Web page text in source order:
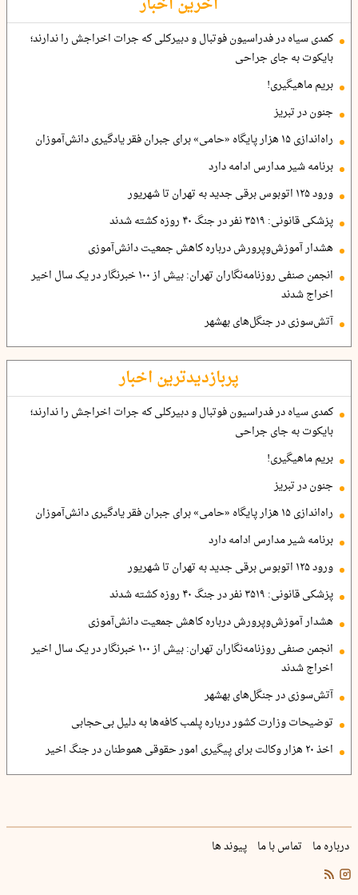
کمدی سیاه در فدراسیون فوتبال و دبیرکلی که جرات اخراجش را ندارند؛
بایکوت به جای جراحی
بریم ماهیگیری!
جنون در تبریز
راه‌اندازی ۱۵ هزار پایگاه «حامی» برای جبران فقر یادگیری دانش‌آموزان
برنامه شیر مدارس ادامه دارد
ورود ۱۲۵ اتوبوس برقی جدید به تهران تا شهریور
پزشکی قانونی: ۳۵۱۹ نفر در جنگ ۴۰ روزه کشته شدند
هشدار آموزش‌وپرورش درباره کاهش جمعیت دانش‌آموزی
انجمن صنفی روزنامه‌نگاران تهران: بیش از ۱۰۰ خبرنگار در یک سال اخیر
اخراج شدند
آتش‌سوزی در جنگل‌های بهشهر
پربازدیدترین اخبار
کمدی سیاه در فدراسیون فوتبال و دبیرکلی که جرات اخراجش را ندارند؛
بایکوت به جای جراحی
بریم ماهیگیری!
جنون در تبریز
راه‌اندازی ۱۵ هزار پایگاه «حامی» برای جبران فقر یادگیری دانش‌آموزان
برنامه شیر مدارس ادامه دارد
ورود ۱۲۵ اتوبوس برقی جدید به تهران تا شهریور
پزشکی قانونی: ۳۵۱۹ نفر در جنگ ۴۰ روزه کشته شدند
هشدار آموزش‌وپرورش درباره کاهش جمعیت دانش‌آموزی
انجمن صنفی روزنامه‌نگاران تهران: بیش از ۱۰۰ خبرنگار در یک سال اخیر
اخراج شدند
آتش‌سوزی در جنگل‌های بهشهر
توضیحات وزارت کشور درباره پلمب کافه‌ها به دلیل بی‌حجابی
اخذ ۲۰ هزار وکالت برای پیگیری امور حقوقی هموطنان در جنگ اخیر
درباره ما تماس با ما پیوند ها